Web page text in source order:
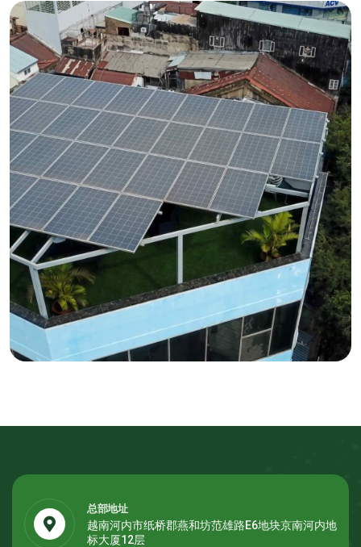
户用光伏
胡志明市家用5千瓦智能太阳能发电系统
总部地址
越南河内市纸桥郡燕和坊范雄路E6地块京南河内地
标大厦12层